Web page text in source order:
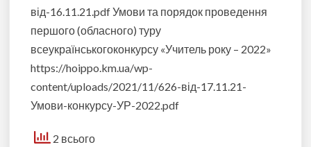
від-16.11.21.pdf Умови та порядок проведення
першого (обласного) туру
всеукраїнськогоконкурсу «Учитель року – 2022»
https://hoippo.km.ua/wp-
content/uploads/2021/11/626-від-17.11.21-
Умови-конкурсу-УР-2022.pdf
2 всього